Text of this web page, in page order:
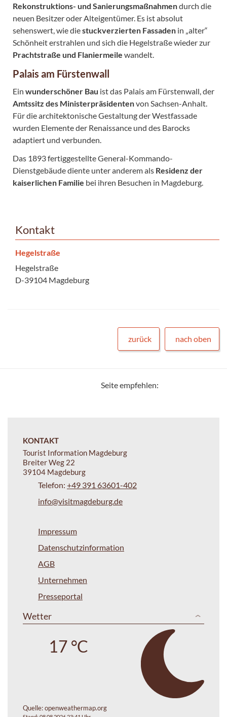
Rekonstruktions- und Sanierungsmaßnahmendurch die
neuen Besitzer oder Alteigentümer. Es ist absolut
sehenswert, wie diestuckverzierten Fassaden in „alter“
Schönheit erstrahlen und sich die Hegelstraße wieder zur
Prachtstraße und Flaniermeile wandelt.
Palais am Fürstenwall
Ein wunderschöner Bau ist das Palais am Fürstenwall, der
Amtssitz des Ministerpräsidentenvon Sachsen-Anhalt.
Für die architektonische Gestaltung der Westfassade
wurden Elemente der Renaissance und des Barocks
adaptiert und verbunden.
Das 1893 fertiggestellte General-Kommando-
Dienstgebäude diente unter anderem als Residenz der
kaiserlichen Familie bei ihren Besuchen in Magdeburg.
Kontakt
Hegelstraße
Hegelstraße
D-39104 Magdeburg
zurück nach oben
Seite empfehlen:
KONTAKT
Tourist Information Magdeburg
Breiter Weg 22
39104 Magdeburg
Telefon: +49 391 63601-402
info@visitmagdeburg.de
Impressum
Datenschutzinformation
AGB
Unternehmen
Presseportal
Wetter
17 °C
Quelle:openweathermap.org